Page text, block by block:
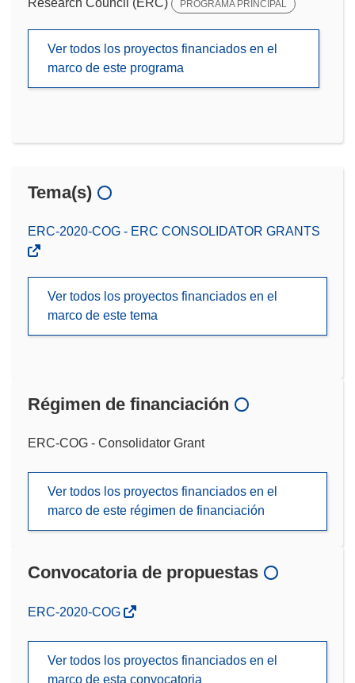
Research Council (ERC)
PROGRAMA PRINCIPAL
Ver todos los proyectos financiados en el
marco de este programa
Tema(s)
ERC-2020-COG - ERC CONSOLIDATOR GRANTS
Ver todos los proyectos financiados en el
marco de este tema
Régimen de financiación
ERC-COG - Consolidator Grant
Ver todos los proyectos financiados en el
marco de este régimen de financiación
Convocatoria de propuestas
(se
ERC-2020-COG
Ver todos los proyectos financiados en el
marco de esta convocatoria